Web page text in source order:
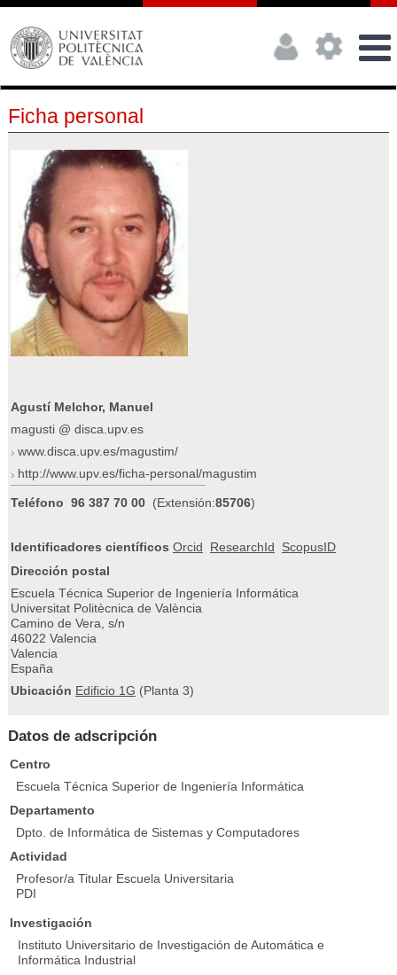
Ficha personal
Agustí Melchor, Manuel
magusti @ disca.upv.es
www.disca.upv.es/magustim/
http://www.upv.es/ficha-personal/magustim
Teléfono 96 387 70 00(Extensión:85706)
Identificadores científicos Orcid ResearchId
ScopusID
Dirección postal
Escuela Técnica Superior de Ingeniería Informática
Universitat Politècnica de València
Camino de Vera, s/n
46022 Valencia
Valencia
España
Ubicación Edificio 1G (Planta 3)
Datos de adscripción
Centro
Escuela Técnica Superior de Ingeniería Informática
Departamento
Dpto. de Informática de Sistemas y Computadores
Actividad
Profesor/a Titular Escuela Universitaria
PDI
Investigación
Instituto Universitario de Investigación de Automática e
Informática Industrial